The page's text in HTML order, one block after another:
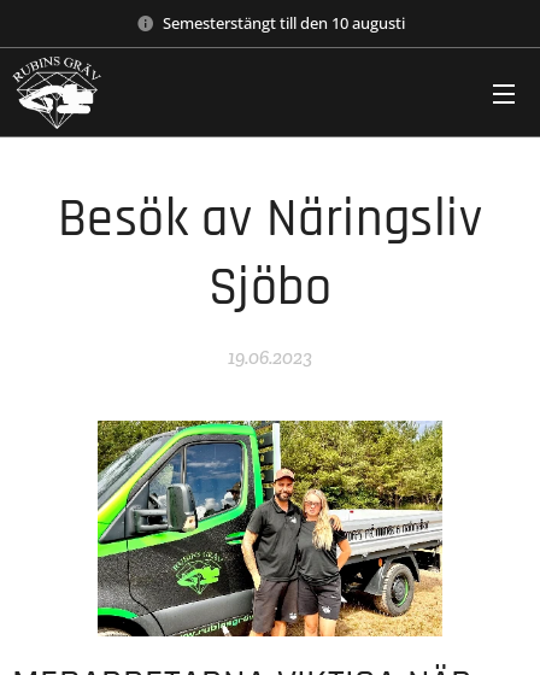
Semesterstängt till den 10 augusti
Besök av Näringsliv
Sjöbo
19.06.2023